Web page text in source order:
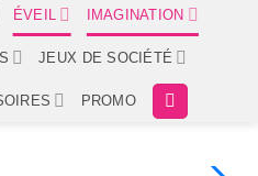
ÉVEIL IMAGINATION
JEUX DE SOCIÉTÉ
PROMO